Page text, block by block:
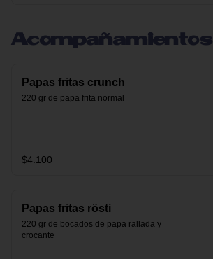
Acompañamientos
Papas fritas crunch
220 gr de papa frita normal
$4.100
Papas fritas rösti
220 gr de bocados de papa rallada y
crocante